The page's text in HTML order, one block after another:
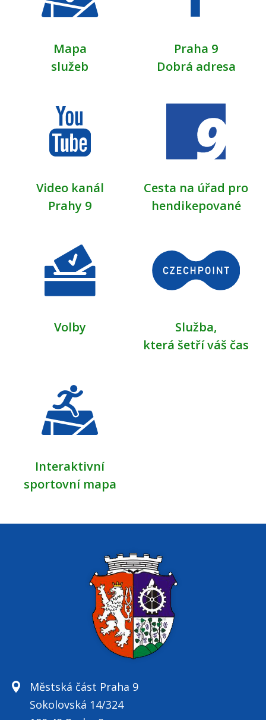
Mapa
služeb
Praha 9
Dobrá adresa
Video kanál
Prahy 9
Cesta na úřad pro
hendikepované
Volby
Služba,
která šetří váš čas
Interaktivní
sportovní mapa
Městská část Praha 9
Sokolovská 14/324